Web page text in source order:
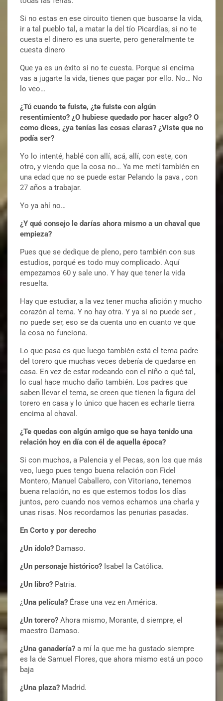
Si no estas en ese circuito tienen que buscarse la vida,
ir a tal pueblo tal, a matar la del tío Picardías, si no te
cuesta el dinero es una suerte, pero generalmente te
cuesta dinero
Que ya es un éxito si no te cuesta. Porque si encima
vas a jugarte la vida, tienes que pagar por ello. No… No
lo veo…
¿Tú cuando te fuiste, ¿te fuiste con algún
resentimiento? ¿O hubiese quedado por hacer algo? O
como dices, ¿ya tenías las cosas claras? ¿Viste que no
podía ser?
Yo lo intenté, hablé con allí, acá, allí, con este, con
otro, y viendo que la cosa no… Ya me metí también en
una edad que no se puede estar Pelando la pava , con
27 años a trabajar.
Yo ya ahí no…
¿Y qué consejo le darías ahora mismo a un chaval que
empieza?
Pues que se dedique de pleno, pero también con sus
estudios, porqué es todo muy complicado. Aquí
empezamos 60 y sale uno. Y hay que tener la vida
resuelta.
Hay que estudiar, a la vez tener mucha afición y mucho
corazón al tema. Y no hay otra. Y ya si no puede ser ,
no puede ser, eso se da cuenta uno en cuanto ve que
la cosa no funciona.
Lo que pasa es que luego también está el tema padre
del torero que muchas veces debería de quedarse en
casa. En vez de estar rodeando con el niño o qué tal,
lo cual hace mucho daño también. Los padres que
saben llevar el tema, se creen que tienen la figura del
torero en casa y lo único que hacen es echarle tierra
encima al chaval.
¿Te quedas con algún amigo que se haya tenido una
relación hoy en día con él de aquella época?
Si con muchos, a Palencia y el Pecas, son los que más
veo, luego pues tengo buena relación con Fidel
Montero, Manuel Caballero, con Vitoriano, tenemos
buena relación, no es que estemos todos los días
juntos, pero cuando nos vemos echamos una charla y
unas risas. Nos recordamos las penurias pasadas.
En Corto y por derecho
¿Un ídolo? Damaso.
¿Un personaje histórico? Isabel la Católica.
¿Un libro? Patria.
¿Una película? Érase una vez en América.
¿Un torero? Ahora mismo, Morante, d siempre, el
maestro Damaso.
¿Una ganadería? a mí la que me ha gustado siempre
es la de Samuel Flores, que ahora mismo está un poco
baja
¿Una plaza? Madrid.